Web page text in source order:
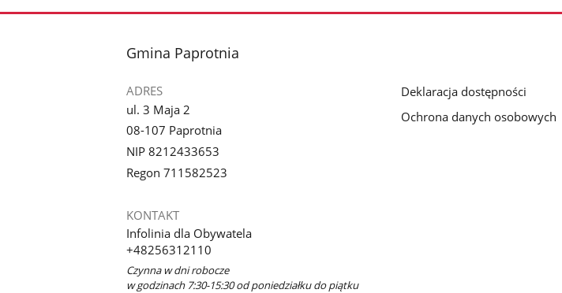
stopka
Gmina Paprotnia
ADRES
ul. 3 Maja 2
08-107 Paprotnia
NIP 8212433653
Regon 711582523
KONTAKT
Infolinia dla Obywatela
+48256312110
Czynna w dni robocze
w godzinach 7:30-15:30 od poniedziałku do piątku
Deklaracja dostępności
Ochrona danych osobowych